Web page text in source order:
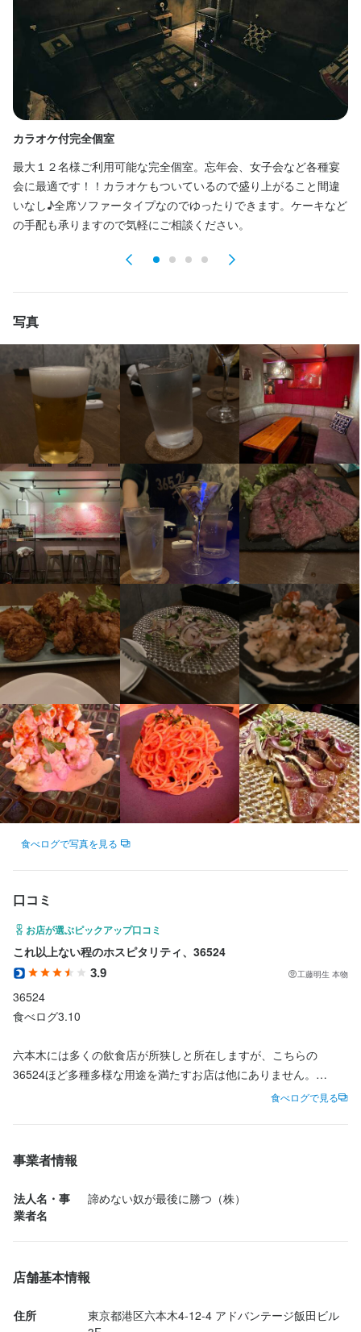
カラオケ付完全個室
最大１２名様ご利用可能な完全個室。忘年会、女子会など各種宴
会に最適です！！カラオケもついているので盛り上がること間違
いなし♪全席ソファータイプなのでゆったりできます。ケーキなど
の手配も承りますので気軽にご相談ください。
写真
食べログで写真を見る
口コミ
お店が選ぶピックアップ口コミ
これ以上ない程のホスピタリティ、36524
3.9 工藤明生 本物
36524
食べログ3.10
六本木には多くの飲食店が所狭しと所在しますが、こちらの
36524ほど多種多様な用途を満たすお店は他にありません。
お料理は手作りのローストビーフから全部で約50種類。ドリンク
も手が混んでいて美味しい。
もあります。紙煙草喫煙可能。
そして、店名にある通り、365日・24時間営業で六本木駅徒歩1
分。日曜日もやってます。
食べログで見る
事業者情報
法人名・事
業者名
諦めない奴が最後に勝つ（株）
店舗基本情報
住所
東京都港区六本木4-12-4 アドバンテージ飯田ビル
業務を進めていますので、過度な負担がかかることはありませ
ん。
店長に就任後も現場スタッフがしっかりフォローしますので、新
しい業務にも安心してチャレンジできます。分からないことや困
ったことがあればすぐに相談できる雰囲気ですので、未経験や異
身に付くスキル
包丁さばき 飾り包丁 盛り付け技術 カクテル技法
ワインの知識
日本酒の知識
焼酎の知識 ウイスキーの知識
リキュール・スピリッツの知識
店舗運営 メニュー開発 仕入れ・食材の目利き
36524
勤務地
東京都港区六本木4-12-4 アドバンテージ飯田ビル 3F
法人名・事業者名
諦めない奴が最後に勝つ（株）
最終更新日2026/04/30
が主なお仕事です。イタリアンや居酒屋メニューを中心に、ダイ
ニングバーならではの雰囲気も楽しみながら働けます。
1日に担当していただくテーブル数は平均3～4卓程度ですので、初
めての方でも無理なく落ち着いて仕事を覚えていけます。忙しい
時間帯もありますが、チームで協力し合いながら進めるため、個
未経験の方には、先輩スタッフが必ず同行しながら丁寧に業務を
教えます。分からないことがあればすぐにフォローしますので、
アルバイトや飲食業が初めての方も安心してスタートできます。
紅茶の知識
出店開業ノウハウ
応募資格
コミュニケーション能力
店名
36524
勤務地
東京都港区六本木4-12-4 アドバンテージ飯田ビル 3F
法人名・事業者名
諦めない奴が最後に勝つ（株）
最終更新日2026/04/30